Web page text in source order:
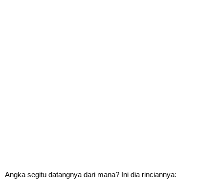
Angka segitu datangnya dari mana? Ini dia rinciannya: